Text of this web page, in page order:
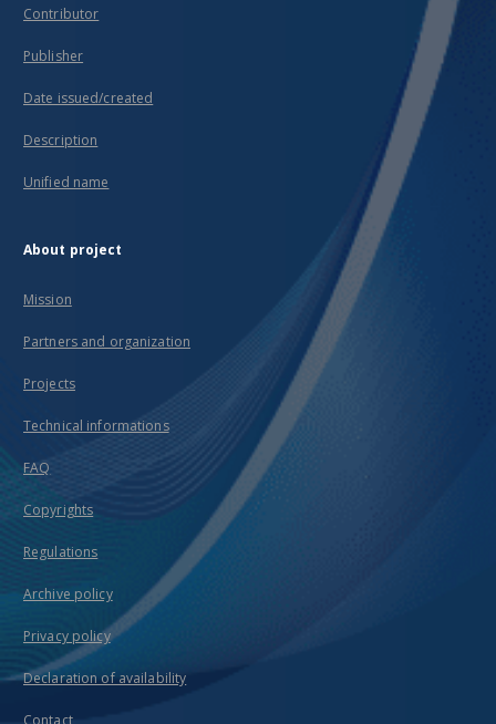
Contributor
Publisher
Date issued/created
Description
Unified name
About project
Mission
Partners and organization
Projects
Technical informations
FAQ
Copyrights
Regulations
Archive policy
Privacy policy
Declaration of availability
Contact